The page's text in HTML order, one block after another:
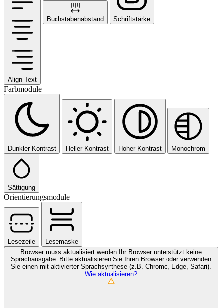
Align Text
Buchstabenabstand Schriftstärke
Farbmodule
Dunkler Kontrast Heller Kontrast Hoher Kontrast Monochrom
Sättigung
Orientierungsmodule
Lesezeile
Lesemaske
Browser muss aktualisiert werden
Ihr Browser unterstützt keine
Sprachausgabe. Bitte aktualisieren Sie Ihren Browser oder verwenden
Sie einen mit aktivierter Sprachsynthese (z.B. Chrome, Edge, Safari).
Wie aktualisieren?